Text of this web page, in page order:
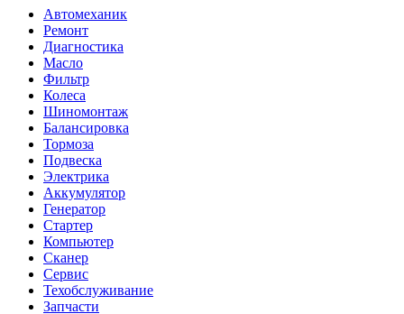
Автомеханик
Ремонт
Диагностика
Масло
Фильтр
Колеса
Шиномонтаж
Балансировка
Тормоза
Подвеска
Электрика
Аккумулятор
Генератор
Стартер
Компьютер
Сканер
Сервис
Техобслуживание
Запчасти